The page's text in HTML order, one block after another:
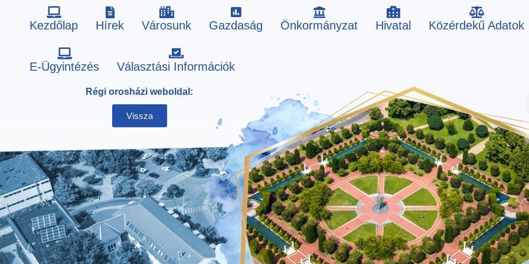
Kezdőlap Hírek Városunk Gazdaság Önkormányzat Hivatal Közérdekű Adatok
E-Ügyintézés Választási Információk
Régi orosházi weboldal:
Vissza